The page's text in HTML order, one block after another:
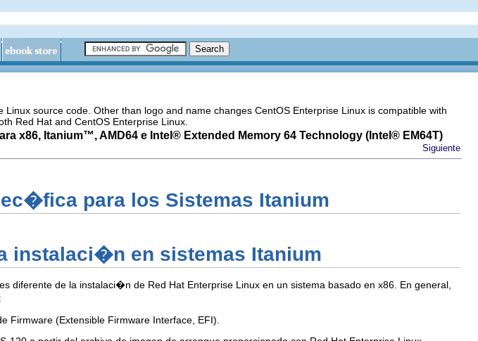
source code. Other than logo and name changes CentOS Enterprise Linux is compatible with
Red Hat and CentOS Enterprise Linux.
x86, Itanium™, AMD64 e Intel ® Extended Memory 64 Technology (Intel ® EM64T)
Siguiente
para los Sistemas Itanium
instalaci�n en sistemas Itanium
diferente de la instalaci�n de Red Hat Enterprise Linux en un sistema basado en x86. En general,
Firmware (Extensible Firmware Interface, EFI).